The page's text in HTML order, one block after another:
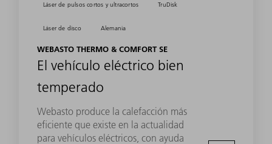
Láser de pulsos cortos y ultracortos TruDisk
Láser de disco Alemania
WEBASTO THERMO & COMFORT SE
El vehículo eléctrico bien
temperado
Webasto produce la calefacción más
eficiente que existe en la actualidad
para vehículos eléctricos, con ayuda